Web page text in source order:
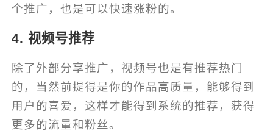
个推广，也是可以快速涨粉的。
4. 视频号推荐
除了外部分享推广，视频号也是有推荐热门
的，当然前提得是你的作品高质量，能够得到
用户的喜爱，这样才能得到系统的推荐，获得
更多的流量和粉丝。